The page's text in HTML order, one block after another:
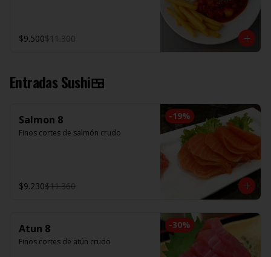
$9.500$11.300
Entradas Sushi🍱
-19%
Salmon 8
Finos cortes de salmón crudo
$9.230$11.360
-30%
Atun 8
Finos cortes de atún crudo